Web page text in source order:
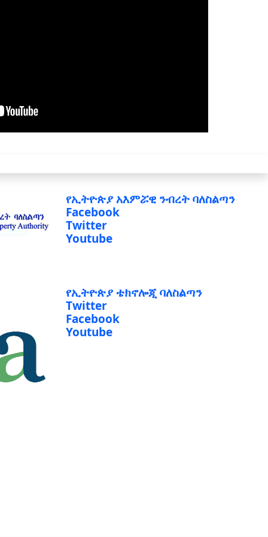
የኢትዮጵያ አእምሯዊ ንብረት ባለስልጣን
Facebook
Twitter
Youtube
የኢትዮጵያ ቴክኖሎጂ ባለስልጣን
Twitter
Facebook
Youtube